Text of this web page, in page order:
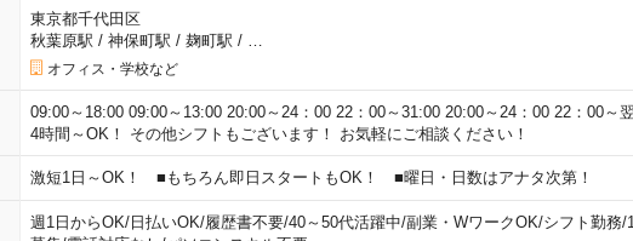
東京都千代田区
秋葉原駅 / 神保町駅 / 麹町駅 /
オフィス・学校など
09:00～18:00 09:00～13:00 20:00～24：00 22：00～31:00 20:00～24：00 22：00～
4時間～OK！ その他シフトもございます！ お気軽にご相談ください！
激短1日～OK！ ■もちろん即日スタートもOK！ ■曜日・日数はアナタ次第！
週1日からOK/日払いOK/履歴書不要/40～50代活躍中/副業・WワークOK/シフト勤務/